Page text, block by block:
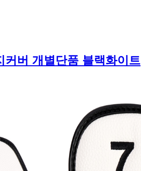
커버 개별단품 블랙화이트